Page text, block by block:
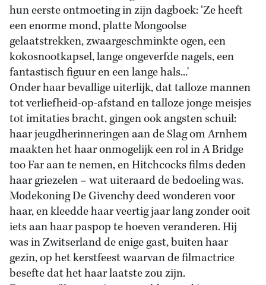
hun eerste ontmoeting in zijn dagboek: ‘Ze heeft
een enorme mond, platte Mongoolse
gelaatstrekken, zwaargeschminkte ogen, een
kokosnootkapsel, lange ongeverfde nagels, een
fantastisch figuur en een lange hals...'
Onder haar bevallige uiterlijk, dat talloze mannen
tot verliefheid-op-afstand en talloze jonge meisjes
tot imitaties bracht, gingen ook angsten schuil:
haar jeugdherinneringen aan de Slag om Arnhem
maakten het haar onmogelijk een rol in A Bridge
too Far aan te nemen, en Hitchcocks films deden
haar griezelen – wat uiteraard de bedoeling was.
Modekoning De Givenchy deed wonderen voor
haar, en kleedde haar veertig jaar lang zonder ooit
iets aan haar paspop te hoeven veranderen. Hij
was in Zwitserland de enige gast, buiten haar
gezin, op het kerstfeest waarvan de filmactrice
besefte dat het haar laatste zou zijn.